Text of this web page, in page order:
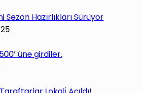
Sezon Hazırlıkları Sürüyor
üne girdiler.